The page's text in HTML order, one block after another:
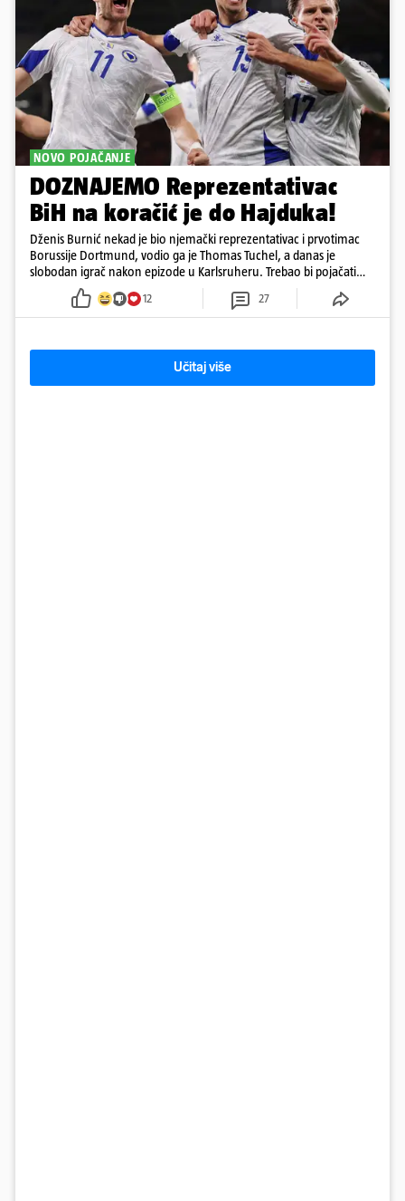
NOVO POJAČANJE
DOZNAJEMO Reprezentativac
BiH na koračić je do Hajduka!
Dženis Burnić nekad je bio njemački reprezentativac i prvotimac
Borussije Dortmund, vodio ga je Thomas Tuchel, a danas je
slobodan igrač nakon epizode u Karlsruheru. Trebao bi pojačati
konkurenciju u veznom redu
12 27
Učitaj više